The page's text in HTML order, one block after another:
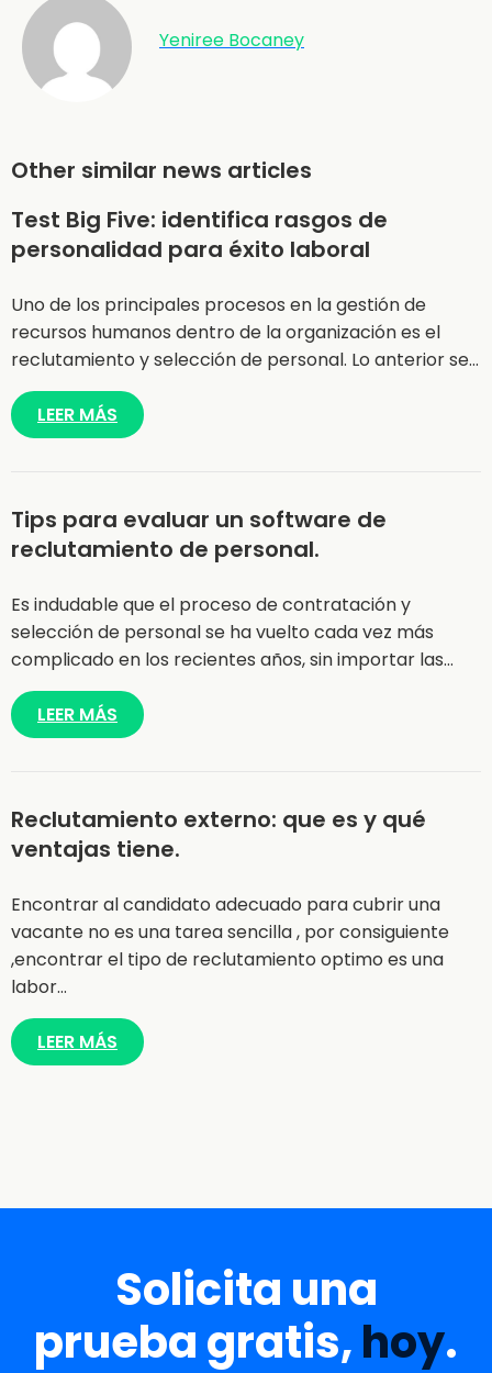
Yeniree Bocaney
Other similar news articles
Test Big Five: identifica rasgos de
personalidad para éxito laboral
Uno de los principales procesos en la gestión de
recursos humanos dentro de la organización es el
reclutamiento y selección de personal. Lo anterior se…
LEER MÁS
Tips para evaluar un software de
reclutamiento de personal.
Es indudable que el proceso de contratación y
selección de personal se ha vuelto cada vez más
complicado en los recientes años, sin importar las…
LEER MÁS
Reclutamiento externo: que es y qué
ventajas tiene.
Encontrar al candidato adecuado para cubrir una
vacante no es una tarea sencilla , por consiguiente
,encontrar el tipo de reclutamiento optimo es una
labor…
LEER MÁS
Solicita una
prueba gratis,hoy.